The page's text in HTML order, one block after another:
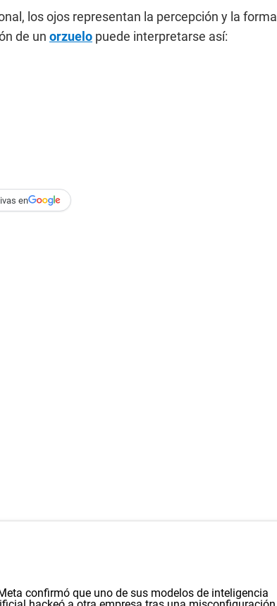
los ojos representan la percepción y la forma
de un orzuelo puede interpretarse así:
en